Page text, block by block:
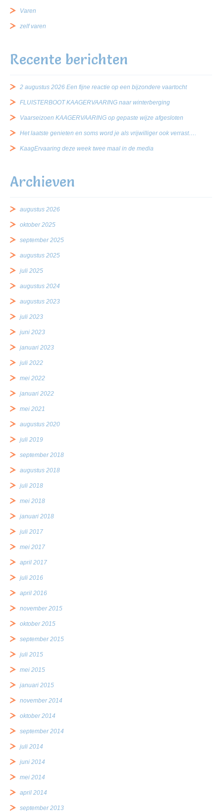
Varen
zelf varen
Recente berichten
2 augustus 2026 Een fijne reactie op een bijzondere vaartocht
FLUISTERBOOT KAAGERVAARING naar winterberging
Vaarseizoen KAAGERVAARING op gepaste wijze afgesloten
Het laatste genieten en soms word je als vrijwilliger ook verrast….
KaagErvaaring deze week twee maal in de media
Archieven
augustus 2026
oktober 2025
september 2025
augustus 2025
juli 2025
augustus 2024
augustus 2023
juli 2023
juni 2023
januari 2023
juli 2022
mei 2022
januari 2022
mei 2021
augustus 2020
juli 2019
september 2018
augustus 2018
juli 2018
mei 2018
januari 2018
juli 2017
mei 2017
april 2017
juli 2016
april 2016
november 2015
oktober 2015
september 2015
juli 2015
mei 2015
januari 2015
november 2014
oktober 2014
september 2014
juli 2014
juni 2014
mei 2014
april 2014
september 2013